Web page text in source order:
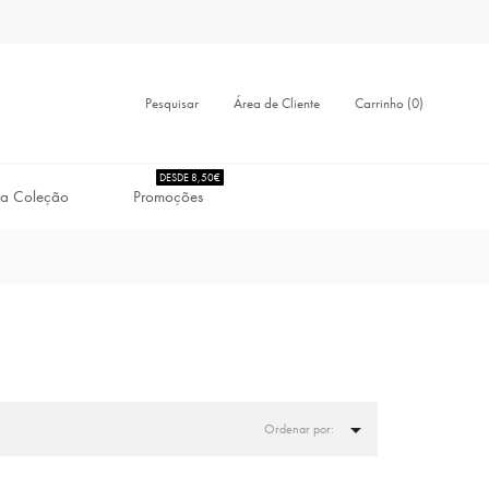
Pesquisar Área de Cliente Carrinho (0)
Coleção Promoções
DESDE 8,50€
Ordenar por: 